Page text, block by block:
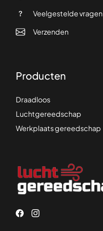
Veelgestelde vragen
Verzenden
Producten
Draadloos
Luchtgereedschap
Werkplaats gereedschap